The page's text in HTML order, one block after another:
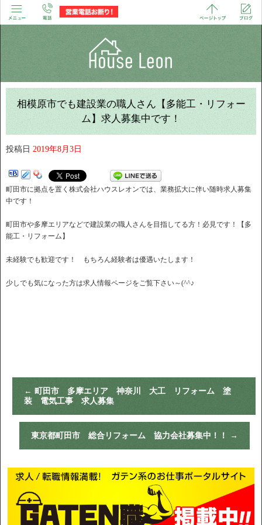
相模原市でも建設業の職人さん【多能工・リフォー
ム】求人募集中です！
投稿日 2019年8月3日
町田市に拠点を置く株式会社ハウスレオンでは、業務拡大に伴い随時求人募集
中です！
町田市や多摩エリアなどで建設業の職人さんを目指してる方！必見です！【多
能工・リフォーム】
未経験でも歓迎です！ もちろん経験者は優遇いたします！
少しでも気になった方は求人情報ページをご覧下さい～(^^♪
← 町田市 多摩エリア 神奈川 大工 リフォーム 塗
装 電気工事 求人募集
東京都町田市 総合リフォーム 協力会社募集中！！ →